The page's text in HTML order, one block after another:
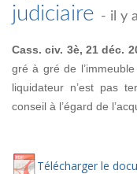
judiciaire - il y
Cass. civ. 3è, 21 déc.
gré à gré de
liquidateur n’est pas
conseil à l’égard de
Télécharger le